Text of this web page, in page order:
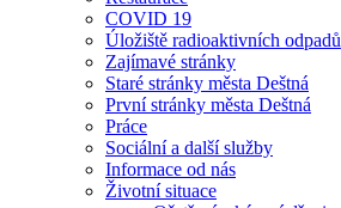
COVID 19
Úložiště radioaktivních odpadů
Zajímavé stránky
Staré stránky města Deštná
První stránky města Deštná
Práce
Sociální a další služby
Informace od nás
Životní situace